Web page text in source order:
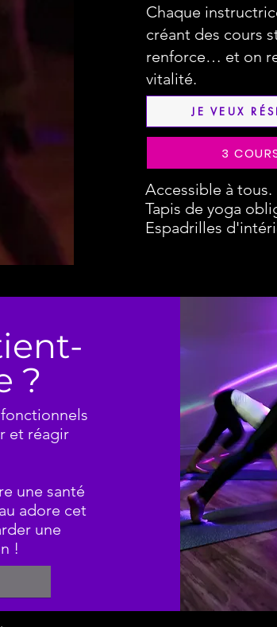
Chaque
créant des cours
renforce… et on
vitalité.
JE VEUX
3
Accessible à tous.
Tapis de yoga
Espadrilles
?
et réagir
une santé
adore cet
une
!